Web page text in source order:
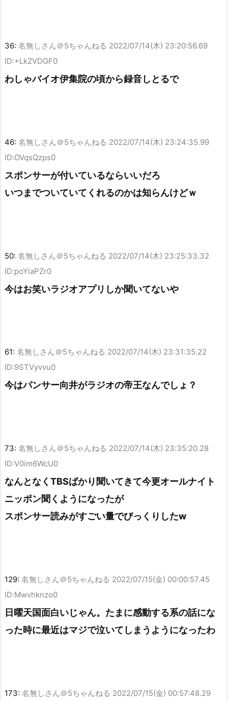
36: 名無しさん＠5ちゃんねる 2022/07/14(木) 23:20:56.69
ID:+LkZVDGF0
わしゃバイオ伊集院の頃から録音しとるで
46: 名無しさん＠5ちゃんねる 2022/07/14(木) 23:24:35.99
ID:OVqsQzps0
スポンサーが付いているならいいだろ
いつまでついていてくれるのかは知らんけどｗ
50: 名無しさん＠5ちゃんねる 2022/07/14(木) 23:25:33.32
ID:poYiaPZr0
今はお笑いラジオアプリしか聞いてないや
61: 名無しさん＠5ちゃんねる 2022/07/14(木) 23:31:35.22
ID:9STVyvvu0
今はパンサー向井がラジオの帝王なんでしょ？
73: 名無しさん＠5ちゃんねる 2022/07/14(木) 23:35:20.28
ID:V0im6WcU0
なんとなくTBSばかり聞いてきて今更オールナイト
ニッポン聞くようになったが
スポンサー読みがすごい量でびっくりしたw
129: 名無しさん＠5ちゃんねる 2022/07/15(金) 00:00:57.45
ID:Mwvhknzo0
日曜天国面白いじゃん。たまに感動する系の話にな
った時に最近はマジで泣いてしまうようになったわ
173: 名無しさん＠5ちゃんねる 2022/07/15(金) 00:57:48.29